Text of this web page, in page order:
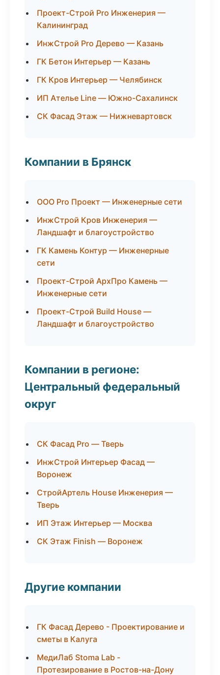
Проект-Строй Pro Инженерия —
Калининград
ИнжСтрой Pro Дерево — Казань
ГК Бетон Интерьер — Казань
ГК Кров Интерьер — Челябинск
ИП Ателье Line — Южно-Сахалинск
СК Фасад Этаж — Нижневартовск
Компании в Брянск
ООО Pro Проект — Инженерные сети
ИнжСтрой Кров Инженерия —
Ландшафт и благоустройство
ГК Камень Контур — Инженерные
сети
Проект-Строй АрхПро Камень —
Инженерные сети
Проект-Строй Build House —
Ландшафт и благоустройство
Компании в регионе:
Центральный федеральный
округ
СК Фасад Pro — Тверь
ИнжСтрой Интерьер Фасад —
Воронеж
СтройАртель House Инженерия —
Тверь
ИП Этаж Интерьер — Москва
СК Этаж Finish — Воронеж
Другие компании
ГК Фасад Дерево - Проектирование и
сметы в Калуга
МедиЛаб Stoma Lab -
Протезирование в Ростов-на-Дону